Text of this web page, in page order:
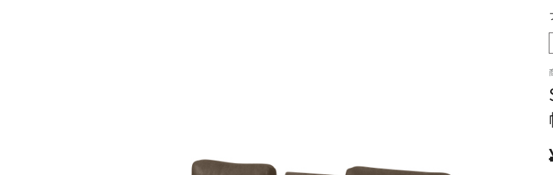
レザーテックス ソファ セー